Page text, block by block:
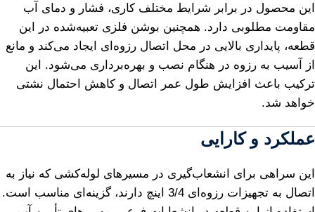
این محصول در برابر شرایط مختلف کاری، فشار و دمای آب
مقاومت مطلوبی دارد. همچنین بوشن فلزی تعبیه‌شده در این
قطعه، پایداری بالایی در محل اتصال رزوه‌ای ایجاد می‌کند و مانع
از آسیب به رزوه در هنگام نصب و بهره‌برداری می‌شود. این
ترکیب باعث افزایش طول عمر اتصال و کاهش احتمال نشتی
خواهد شد.
عملکرد و کارایی
این سراهی برای انشعاب‌گیری در مسیرهای لوله‌کشی که نیاز به
اتصال به تجهیزات رزوه‌ای 3/4 اینچ دارند، گزینه‌ای مناسب است.